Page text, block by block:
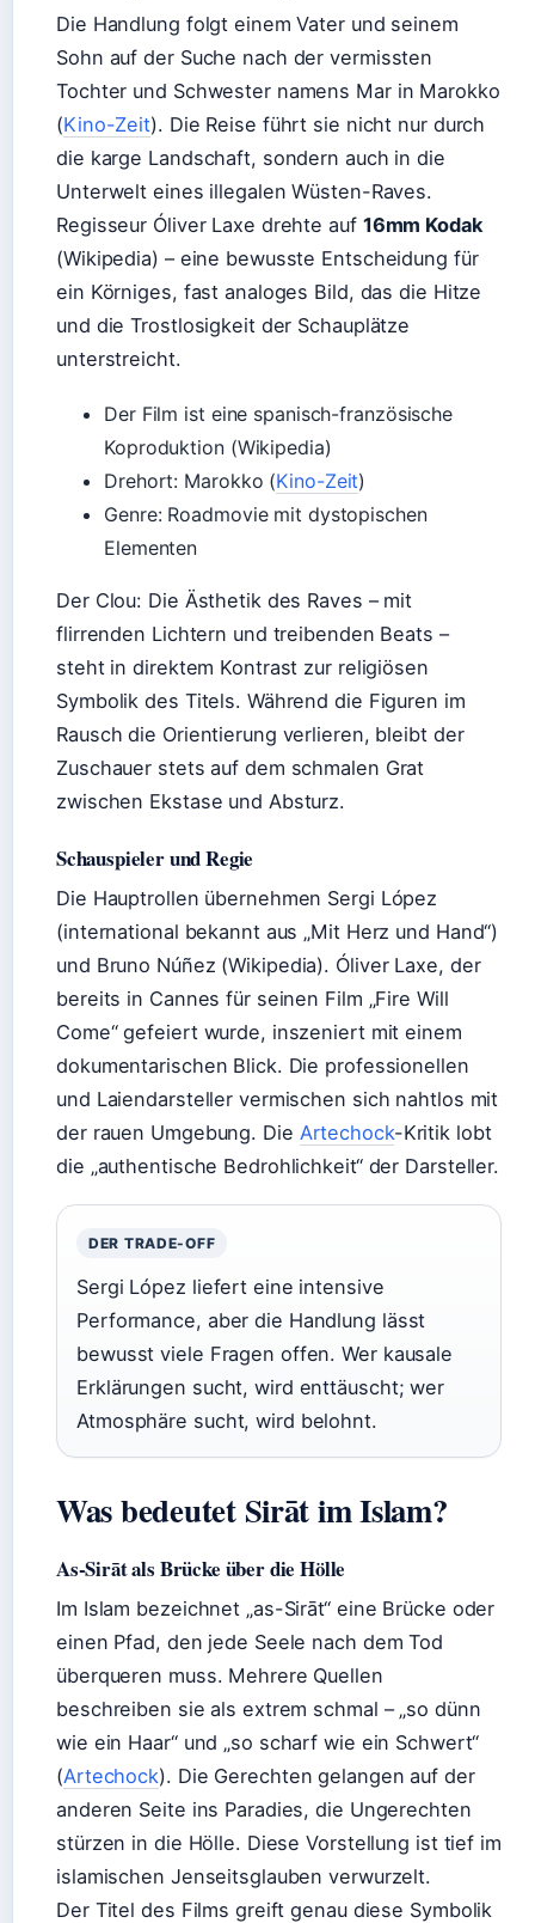
Die Handlung folgt einem Vater und seinem
Sohn auf der Suche nach der vermissten
Tochter und Schwester namens Mar in Marokko
(Kino-Zeit). Die Reise führt sie nicht nur durch
die karge Landschaft, sondern auch in die
Unterwelt eines illegalen Wüsten-Raves.
Regisseur Óliver Laxe drehte auf 16mm Kodak
(Wikipedia) – eine bewusste Entscheidung für
ein Körniges, fast analoges Bild, das die Hitze
und die Trostlosigkeit der Schauplätze
unterstreicht.
Der Film ist eine spanisch-französische
Koproduktion (Wikipedia)
Drehort: Marokko (Kino-Zeit)
Genre: Roadmovie mit dystopischen
Elementen
Der Clou: Die Ästhetik des Raves – mit
flirrenden Lichtern und treibenden Beats –
steht in direktem Kontrast zur religiösen
Symbolik des Titels. Während die Figuren im
Rausch die Orientierung verlieren, bleibt der
Zuschauer stets auf dem schmalen Grat
zwischen Ekstase und Absturz.
Schauspieler und Regie
Die Hauptrollen übernehmen Sergi López
(international bekannt aus „Mit Herz und Hand“)
und Bruno Núñez (Wikipedia). Óliver Laxe, der
bereits in Cannes für seinen Film „Fire Will
Come“ gefeiert wurde, inszeniert mit einem
dokumentarischen Blick. Die professionellen
und Laiendarsteller vermischen sich nahtlos mit
der rauen Umgebung. Die Artechock-Kritik lobt
die „authentische Bedrohlichkeit“ der Darsteller.
DER TRADE-OFF
Sergi López liefert eine intensive
Performance, aber die Handlung lässt
bewusst viele Fragen offen. Wer kausale
Erklärungen sucht, wird enttäuscht; wer
Atmosphäre sucht, wird belohnt.
Was bedeutet Sirāt im Islam?
As-Sirāt als Brücke über die Hölle
Im Islam bezeichnet „as-Sirāt“ eine Brücke oder
einen Pfad, den jede Seele nach dem Tod
überqueren muss. Mehrere Quellen
beschreiben sie als extrem schmal – „so dünn
wie ein Haar“ und „so scharf wie ein Schwert“
(Artechock). Die Gerechten gelangen auf der
anderen Seite ins Paradies, die Ungerechten
stürzen in die Hölle. Diese Vorstellung ist tief im
islamischen Jenseitsglauben verwurzelt.
Der Titel des Films greift genau diese Symbolik